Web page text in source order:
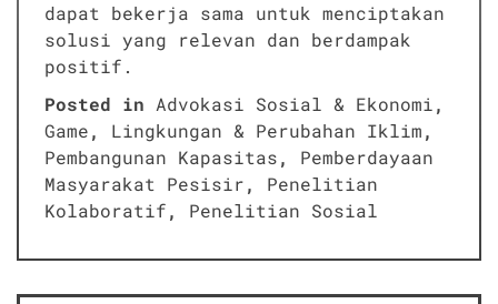
dapat bekerja sama untuk menciptakan
solusi yang relevan dan berdampak
positif.
Posted in Advokasi Sosial & Ekonomi,
Game, Lingkungan & Perubahan Iklim,
Pembangunan Kapasitas, Pemberdayaan
Masyarakat Pesisir, Penelitian
Kolaboratif, Penelitian Sosial